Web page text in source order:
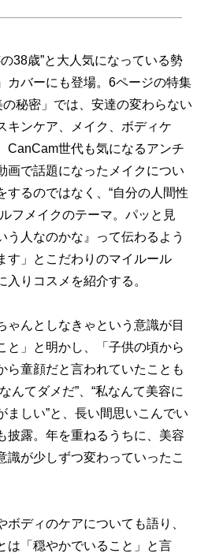
38歳”と大人気になっている勢
カバーにも登場。6ページの特集
の秘密」では、安達の変わらない
キンケア、メイク、ボディケ
CanCam世代も気になるアンチ
画で話題になったメイクについ
するのではなく、“自分の人間性
フメイクのテーマ。パッと見
う人なのかな』って伝わるよう
す」とこだわりのマイルール
りコスメを紹介する。
んとしなきゃという意識が目
と」と明かし、「子供の頃から
ら童顔だと言われていたことも
んてダメだ”、“私なんて美容に
ましい”と、長い間思いこんでい
披露。年を重ねるうちに、美容
識が少しずつ変わっていったこ
ディのケアについても語り、
は「穏やかでいること」と言